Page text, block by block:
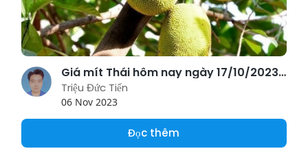
Giá mít Thái hôm nay ngày 17/10/2023: Thị trường mít Thái sôi động, giá tăng
Triệu Đức Tiến
06 Nov 2023
Đọc thêm